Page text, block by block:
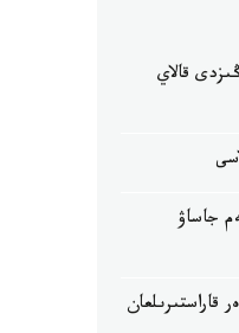
قالاي
جاساۋ
قاراستىرىلعان